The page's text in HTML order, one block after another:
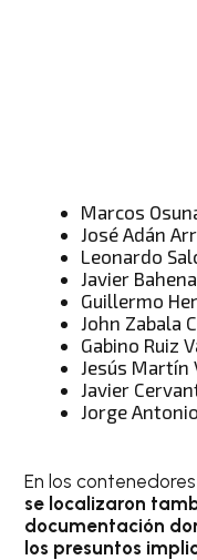
Marcos
José Adán
Leonardo
Javier
Guillermo
John Zabala
Gabino Ruiz
Jesús Martín
Javier
Jorge
En los
se localizaron
documentación
los presuntos